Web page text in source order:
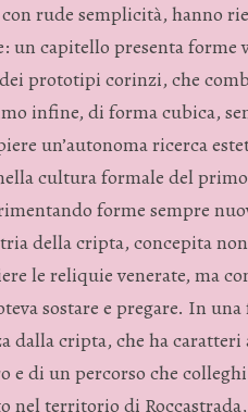
rude semplicità, hanno
un capitello presenta forme
prototipi corinzi, che
infine, di forma cubica,
un’autonoma ricerca
cultura formale del
forme sempre
della cripta, concepita
le reliquie venerate, ma
sostare e pregare. In una
dalla cripta, che ha
e di un percorso che
nel territorio di